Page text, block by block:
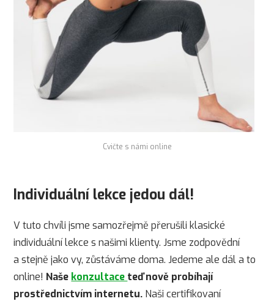
Cvičte s námi online
Individuální lekce jedou dál!
V tuto chvíli jsme samozřejmě přerušili klasické
individuální lekce s našimi klienty. Jsme zodpovědní
a stejně jako vy, zůstáváme doma. Jedeme ale dál a to
online! Naše konzultace teď nově probíhají
prostřednictvím internetu. Naši certifikovaní